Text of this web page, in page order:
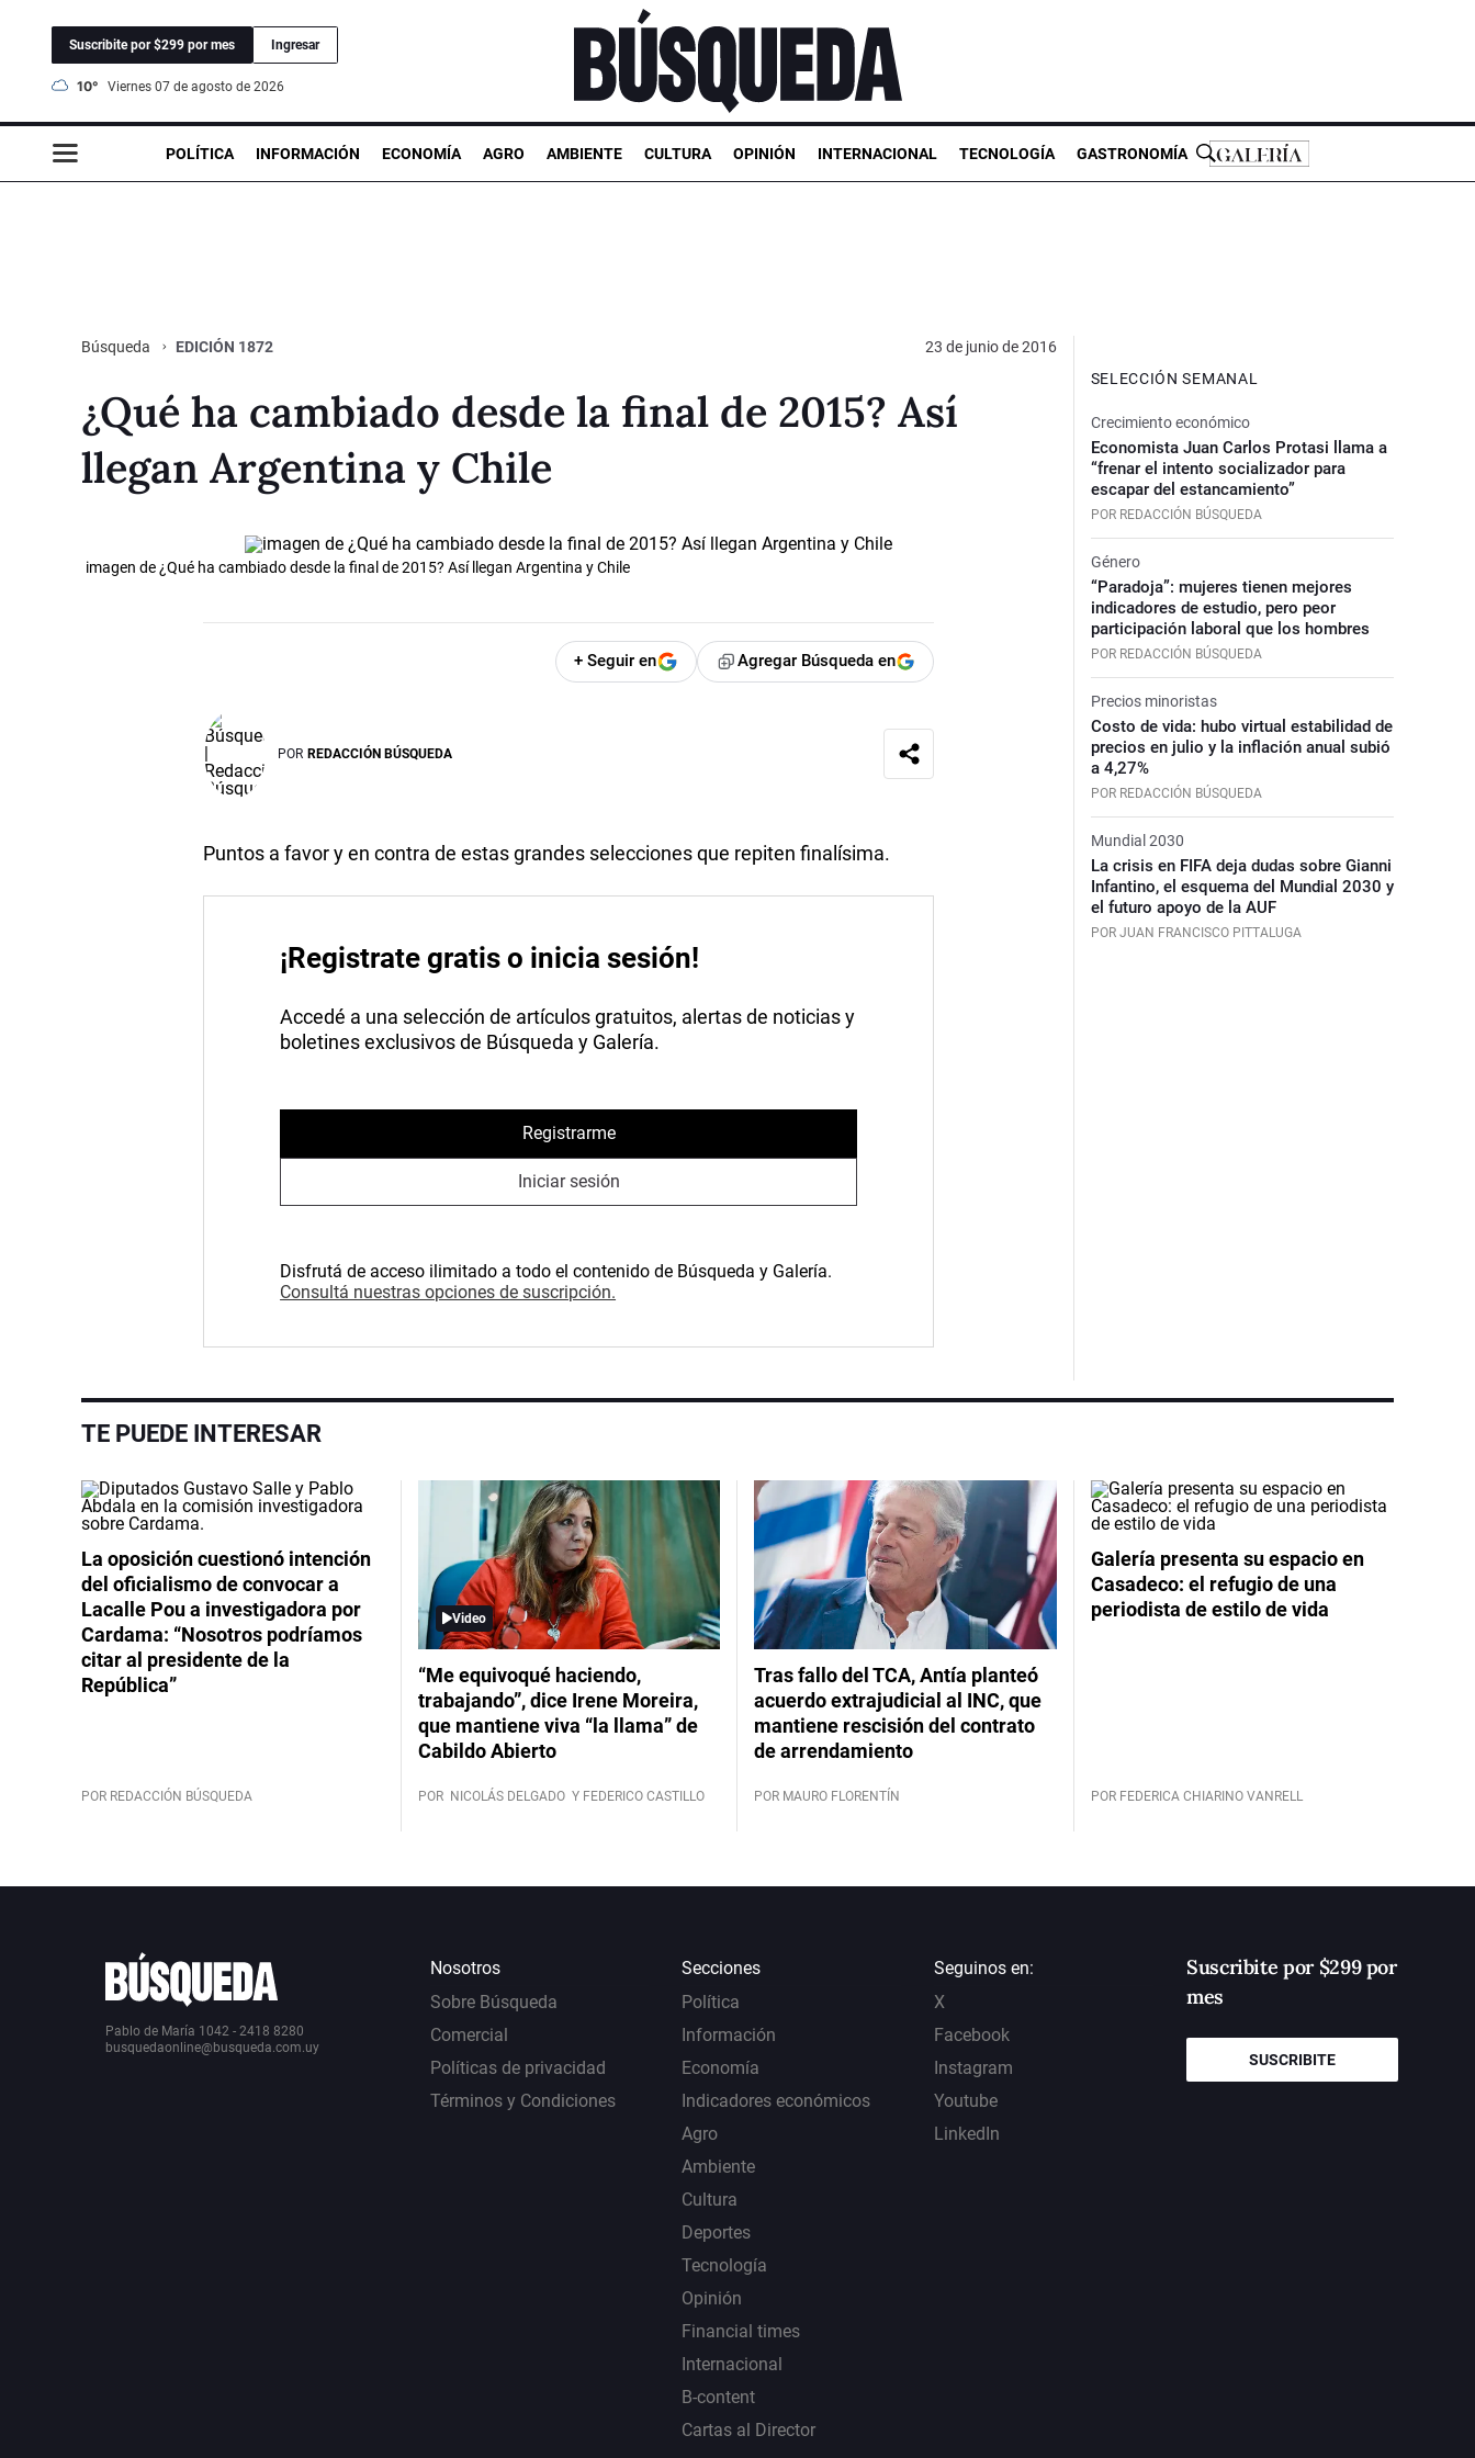
Suscribite por $299 por mes Ingresar
10° viernes 07 de agosto de 2026
POLÍTICA INFORMACIÓN ECONOMÍA AGRO AMBIENTE CULTURA OPINIÓN INTERNACIONAL TECNOLOGÍA GASTRONOMÍA
Búsqueda EDICIÓN 1872 23 de junio de 2016
¿Qué ha cambiado desde la final de 2015? Así
llegan Argentina y Chile
imagen de ¿Qué ha cambiado desde la final de 2015? Así llegan Argentina y Chile
+ Seguir en Agregar Búsqueda en
POR REDACCIÓN BÚSQUEDA
Puntos a favor y en contra de estas grandes selecciones que repiten finalísima.
¡Registrate gratis o inicia sesión!
Accedé a una selección de artículos gratuitos, alertas de noticias y
boletines exclusivos de Búsqueda y Galería.
Registrarme
Iniciar sesión
Disfrutá de acceso ilimitado a todo el contenido de Búsqueda y Galería.
Consultá nuestras opciones de suscripción.
SELECCIÓN SEMANAL
Crecimiento económico
Economista Juan Carlos Protasi llama a
“frenar el intento socializador para
escapar del estancamiento”
POR REDACCIÓN BÚSQUEDA
Género
“Paradoja”: mujeres tienen mejores
indicadores de estudio, pero peor
participación laboral que los hombres
POR REDACCIÓN BÚSQUEDA
Precios minoristas
Costo de vida: hubo virtual estabilidad de
precios en julio y la inflación anual subió
a 4,27%
POR REDACCIÓN BÚSQUEDA
Mundial 2030
La crisis en FIFA deja dudas sobre Gianni
Infantino, el esquema del Mundial 2030 y
el futuro apoyo de la AUF
POR JUAN FRANCISCO PITTALUGA
TE PUEDE INTERESAR
La oposición cuestionó intención
del oficialismo de convocar a
Lacalle Pou a investigadora por
Cardama: “Nosotros podríamos
citar al presidente de la
República”
POR REDACCIÓN BÚSQUEDA
Video
“Me equivoqué haciendo,
trabajando”, dice Irene Moreira,
que mantiene viva “la llama” de
Cabildo Abierto
POR NICOLÁS DELGADO Y FEDERICO CASTILLO
Tras fallo del TCA, Antía planteó
acuerdo extrajudicial al INC, que
mantiene rescisión del contrato
de arrendamiento
POR MAURO FLORENTÍN
Galería presenta su espacio en
Casadeco: el refugio de una
periodista de estilo de vida
POR FEDERICA CHIARINO VANRELL
Pablo de María 1042 - 2418 8280
busquedaonline@busqueda.com.uy
Nosotros
Sobre Búsqueda
Comercial
Políticas de privacidad
Términos y Condiciones
Secciones
Política
Información
Economía
Indicadores económicos
Agro
Ambiente
Cultura
Deportes
Tecnología
Opinión
Financial times
Internacional
B-content
Cartas al Director
Seguinos en:
X
Facebook
Instagram
Youtube
LinkedIn
Suscribite por $299 por
mes
SUSCRIBITE